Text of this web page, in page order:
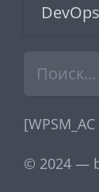
© 2024 —